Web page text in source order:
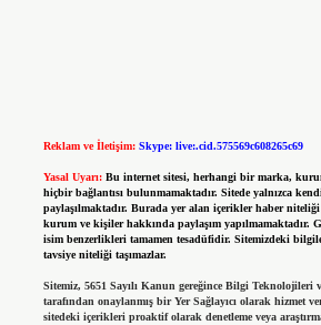
Reklam ve İletişim: Skype: live:.cid.575569c608265c69
Yasal Uyarı: Bu internet sitesi, herhangi bir marka,
hiçbir bağlantısı bulunmamaktadır. Sitede yalnızca kendi
paylaşılmaktadır. Burada yer alan içerikler haber niteliği
kurum ve kişiler hakkında paylaşım yapılmamaktadır.
isim benzerlikleri tamamen tesadüfidir. Sitemizdeki
tavsiye niteliği taşımazlar.
Sitemiz, 5651 Sayılı Kanun gereğince Bilgi
tarafından onaylanmış bir Yer Sağlayıcı olarak hizmet
sitedeki içerikleri proaktif olarak denetleme veya